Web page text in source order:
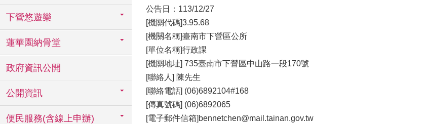
下營悠遊樂
蓮華園納骨堂
政府資訊公開
公開資訊
便民服務(含線上申辦)
公告日：113/12/27
[機關代碼]3.95.68
[機關名稱]臺南市下營區公所
[單位名稱]行政課
[機關地址] 735臺南市下營區中山路一段170號
[聯絡人] 陳先生
[聯絡電話] (06)6892104#168
[傳真號碼] (06)6892065
[電子郵件信箱]bennetchen@mail.tainan.gov.tw